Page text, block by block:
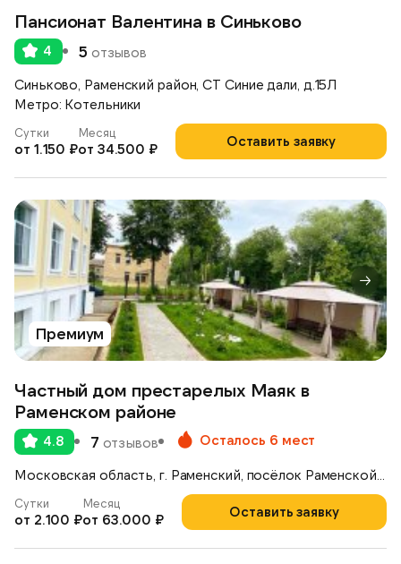
Пансионат Валентина в Синьково
4 5 отзывов
Синьково, Раменский район, СТ Синие дали, д.15Л
Метро: Котельники
Оставить заявку
Сутки
от 1.150 ₽
Месяц
от 34.500 ₽
Премиум
Частный дом престарелых Маяк в
Раменском районе
4.8 7 отзывов Осталось 6 мест
Оставить заявку
Сутки
от 2.100 ₽
Месяц
от 63.000 ₽